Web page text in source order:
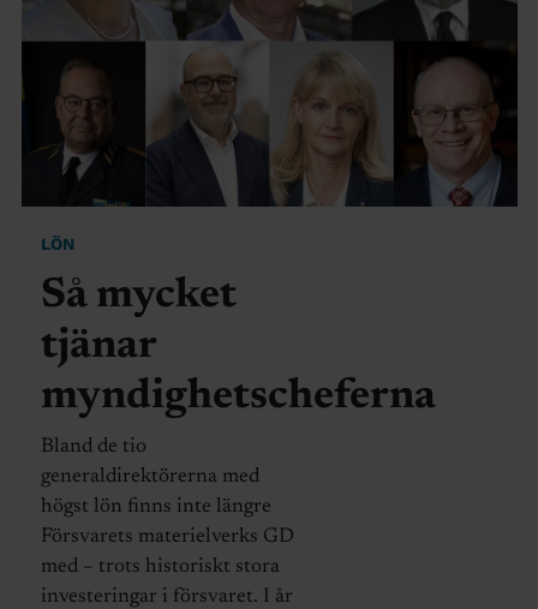
LÖN
Så mycket
tjänar
myndighetscheferna
Bland de tio
generaldirektörerna med
högst lön finns inte längre
Försvarets materielverks GD
med – trots historiskt stora
investeringar i försvaret. I år